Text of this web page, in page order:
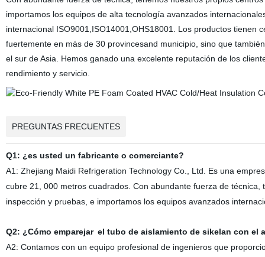
importamos los equipos de alta tecnología avanzados
internacional ISO9001,ISO14001,OHS18001. Los productos tienen
fuertemente en más de 30 provincesand municipio, sino que
el sur de Asia. Hemos ganado una excelente reputación de los
rendimiento y servicio.
PREGUNTAS FRECUENTES
Q1: ¿es usted un fabricante o comerciante?
A1: Zhejiang Maidi Refrigeration Technology Co., Ltd. Es una
cubre 21, 000 metros cuadrados. Con abundante fuerza de
inspección y pruebas, e importamos los equipos avanzados
Q2: ¿Cómo emparejar el tubo de aislamiento de sikelan con el
A2: Contamos con un equipo profesional de ingenieros que